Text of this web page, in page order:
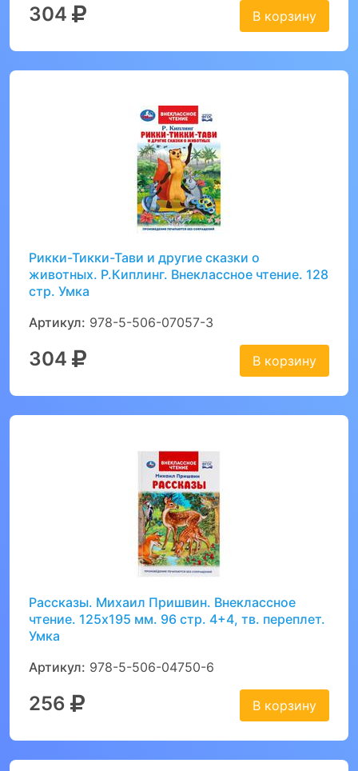
304 В корзину
Рикки-Тикки-Тави и другие сказки о
животных. Р.Киплинг. Внеклассное чтение. 128
стр. Умка
Артикул: 978-5-506-07057-3
304 В корзину
Рассказы. Михаил Пришвин. Внеклассное
чтение. 125х195 мм. 96 стр. 4+4, тв. переплет.
Умка
Артикул: 978-5-506-04750-6
256 В корзину